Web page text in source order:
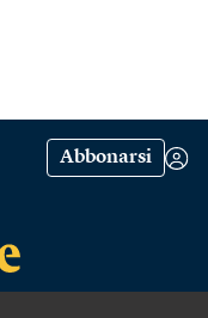
Abbonarsi